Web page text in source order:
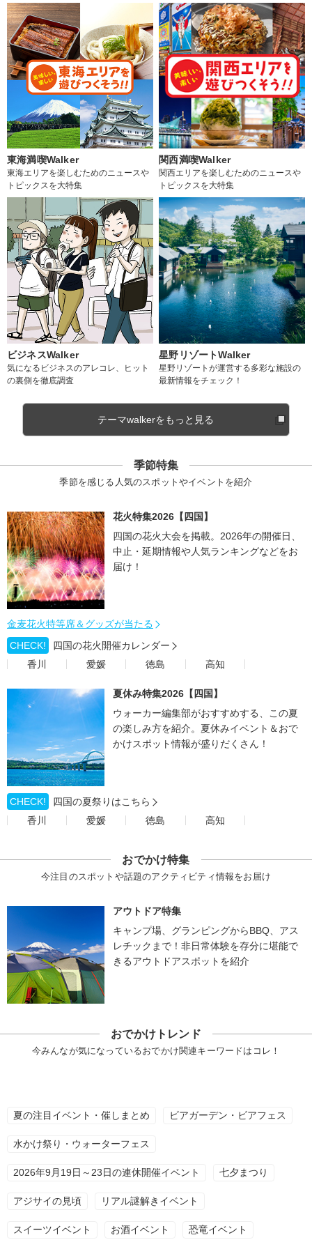
東海満喫Walker
東海エリアを楽しむためのニュースや
トピックスを大特集
関西満喫Walker
関西エリアを楽しむためのニュースや
トピックスを大特集
ビジネスWalker
気になるビジネスのアレコレ、ヒット
の裏側を徹底調査
星野リゾートWalker
星野リゾートが運営する多彩な施設の
最新情報をチェック！
テーマwalkerをもっと見る
季節特集
季節を感じる人気のスポットやイベントを紹介
花火特集2026【四国】
四国の花火大会を掲載。2026年の開催日、
中止・延期情報や人気ランキングなどをお
届け！
金麦花火特等席＆グッズが当たる
CHECK!
四国の花火開催カレンダー
香川
愛媛 徳島 高知
夏休み特集2026【四国】
ウォーカー編集部がおすすめする、この夏
の楽しみ方を紹介。夏休みイベント＆おで
かけスポット情報が盛りだくさん！
CHECK!
四国の夏祭りはこちら
香川
愛媛 徳島 高知
おでかけ特集
今注目のスポットや話題のアクティビティ情報をお届け
アウトドア特集
キャンプ場、グランピングからBBQ、アス
レチックまで！非日常体験を存分に堪能で
きるアウトドアスポットを紹介
おでかけトレンド
今みんなが気になっているおでかけ関連キーワードはコレ！
夏の注目イベント・催しまとめ ビアガーデン・ビアフェス
水かけ祭り・ウォーターフェス
2026年9月19日～23日の連休開催イベント 七夕まつり
アジサイの見頃 リアル謎解きイベント
スイーツイベント お酒イベント 恐竜イベント